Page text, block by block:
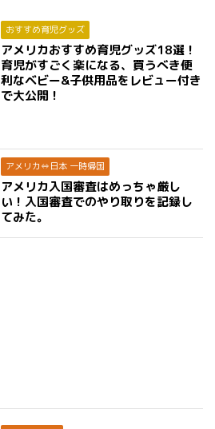
おすすめ育児グッズ
アメリカおすすめ育児グッズ18選！
育児がすごく楽になる、買うべき便
利なベビー&子供用品をレビュー付き
で大公開！
アメリカ⇔日本 一時帰国
アメリカ入国審査はめっちゃ厳し
い！入国審査でのやり取りを記録し
てみた。